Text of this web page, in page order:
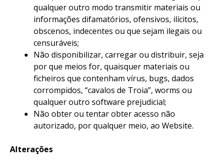
qualquer outro modo transmitir materiais ou
informações difamatórios, ofensivos, ilícitos,
obscenos, indecentes ou que sejam ilegais ou
censuráveis;
Não disponibilizar, carregar ou distribuir, seja
por que meios for, quaisquer materiais ou
ficheiros que contenham vírus, bugs, dados
corrompidos, “cavalos de Troia”, worms ou
qualquer outro software prejudicial;
Não obter ou tentar obter acesso não
autorizado, por qualquer meio, ao Website.
Alterações